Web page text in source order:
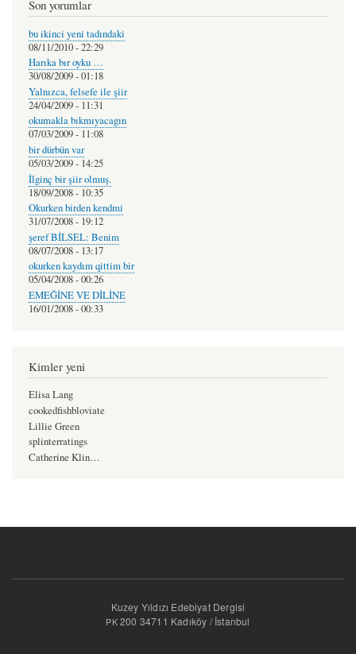
Son yorumlar
bu ikinci yeni tadındaki
08/11/2010 - 22:29
Harıka bır oyku …
30/08/2009 - 01:18
Yalnızca, felsefe ile şiir
24/04/2009 - 11:31
okumakla bıkmıyacagın
07/03/2009 - 11:08
bir dürbün var
05/03/2009 - 14:25
İlginç bir şiir olmuş.
18/09/2008 - 10:35
Okurken birden kendmi
31/07/2008 - 19:12
şeref BİLSEL: Benim
08/07/2008 - 13:17
okurken kaydım qittim bir
05/04/2008 - 00:26
EMEĞİNE VE DİLİNE
16/01/2008 - 00:33
Kimler yeni
Elisa Lang
cookedfishbloviate
Lillie Green
splinterratings
Catherine Klin…
Kuzey Yıldızı Edebiyat Dergisi
PK200 34711 Kadıköy / İstanbul